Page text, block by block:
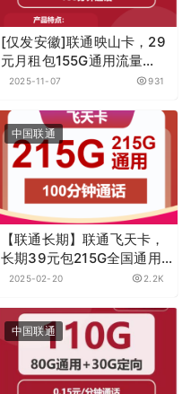
[仅发安徽]联通映山卡，29
元月租包155G通用流量
+100分钟
2025-11-07 931
中国联通
【联通长期】联通飞天卡，
长期39元包215G全国通用
流量+100分钟通话，可发全
2025-02-20 2.2K
中国联通